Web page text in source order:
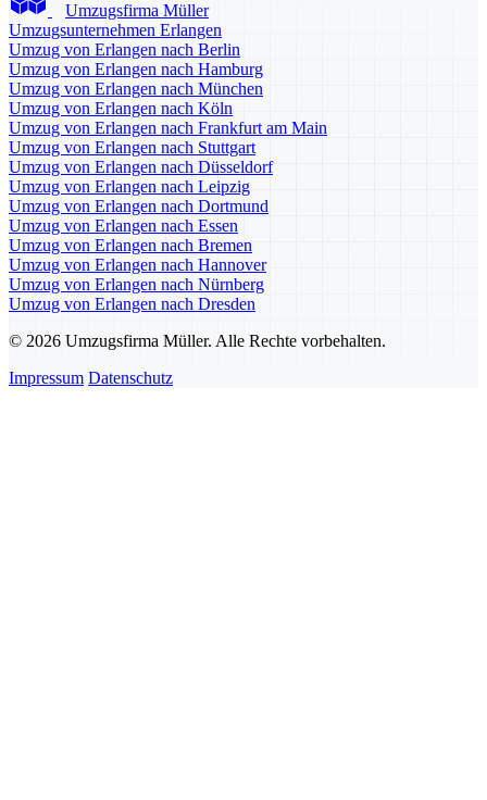
Umzugsfirma Müller
Umzugsunternehmen Erlangen
Umzug von Erlangen nach Berlin
Umzug von Erlangen nach Hamburg
Umzug von Erlangen nach München
Umzug von Erlangen nach Köln
Umzug von Erlangen nach Frankfurt am Main
Umzug von Erlangen nach Stuttgart
Umzug von Erlangen nach Düsseldorf
Umzug von Erlangen nach Leipzig
Umzug von Erlangen nach Dortmund
Umzug von Erlangen nach Essen
Umzug von Erlangen nach Bremen
Umzug von Erlangen nach Hannover
Umzug von Erlangen nach Nürnberg
Umzug von Erlangen nach Dresden
© 2026 Umzugsfirma Müller. Alle Rechte vorbehalten.
Impressum Datenschutz